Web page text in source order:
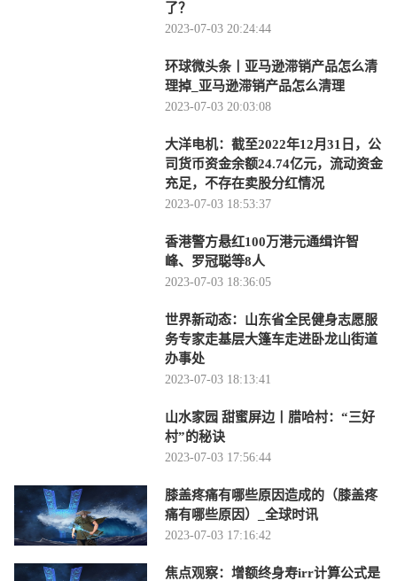
了？
2023-07-03 20:24:44
环球微头条丨亚马逊滞销产品怎么清
理掉_亚马逊滞销产品怎么清理
2023-07-03 20:03:08
大洋电机：截至2022年12月31日，公
司货币资金余额24.74亿元，流动资金
充足，不存在卖股分红情况
2023-07-03 18:53:37
香港警方悬红100万港元通缉许智
峰、罗冠聪等8人
2023-07-03 18:36:05
世界新动态：山东省全民健身志愿服
务专家走基层大篷车走进卧龙山街道
办事处
2023-07-03 18:13:41
山水家园 甜蜜屏边丨腊哈村：“三好
村”的秘诀
2023-07-03 17:56:44
膝盖疼痛有哪些原因造成的（膝盖疼
痛有哪些原因）_全球时讯
2023-07-03 17:16:42
焦点观察：增额终身寿irr计算公式是